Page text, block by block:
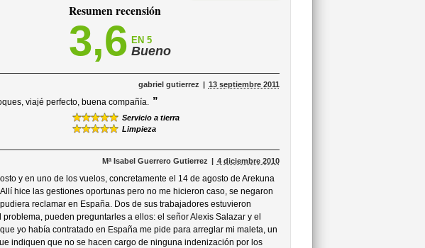
Resumen recensión
3,6 EN 5
Bueno
gabriel gutierrez 13 septiembre 2011
viajé perfecto, buena compañía. ”
Servicio a tierra
Limpieza
Mª Isabel Guerrero Gutierrez 4 diciembre 2010
y en uno de los vuelos, concretamente el 14 de agosto de Arekuna
hice las gestiones oportunas pero no me hicieron caso, se negaron
reclamar en España. Dos de sus trabajadores estuvieron
pueden preguntarles a ellos: el señor Alexis Salazar y el
yo había contratado en España me pide para arreglar mi maleta, un
indiquen que no se hacen cargo de ninguna indenización por los